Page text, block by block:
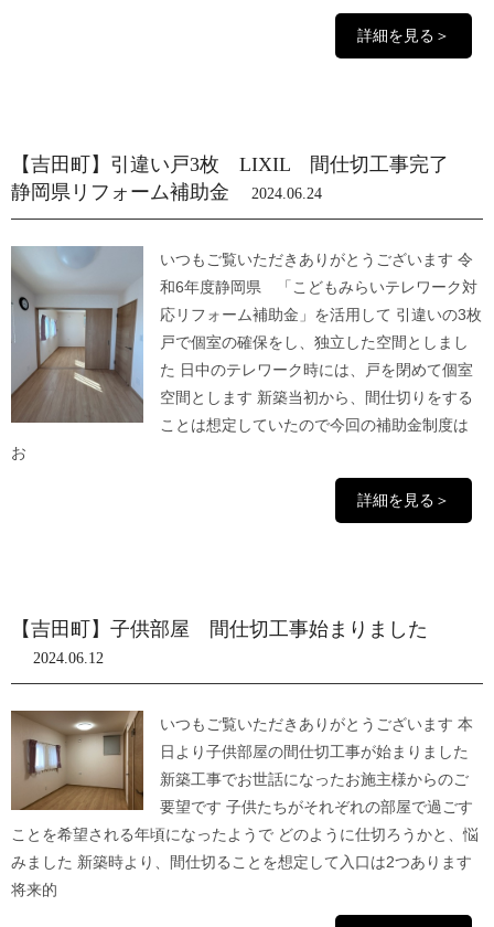
詳細を見る＞
【吉田町】引違い戸3枚 LIXIL 間仕切工事完了
静岡県リフォーム補助金
2024.06.24
いつもご覧いただきありがとうございます 令
和6年度静岡県 「こどもみらいテレワーク対
応リフォーム補助金」を活用して 引違いの3枚
戸で個室の確保をし、独立した空間としまし
た 日中のテレワーク時には、戸を閉めて個室
空間とします 新築当初から、間仕切りをする
ことは想定していたので今回の補助金制度は
お
詳細を見る＞
【吉田町】子供部屋 間仕切工事始まりました
2024.06.12
いつもご覧いただきありがとうございます 本
日より子供部屋の間仕切工事が始まりました
新築工事でお世話になったお施主様からのご
要望です 子供たちがそれぞれの部屋で過ごす
ことを希望される年頃になったようで どのように仕切ろうかと、悩
みました 新築時より、間仕切ることを想定して入口は2つあります
将来的